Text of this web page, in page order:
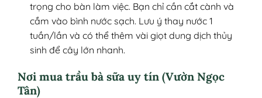
trọng cho bàn làm việc. Bạn chỉ cần cắt cành và
cắm vào bình nước sạch. Lưu ý thay nước 1
tuần/lần và có thể thêm vài giọt dung dịch thủy
sinh để cây lớn nhanh.
Nơi mua trầu bà sữa uy tín (Vườn Ngọc
Tân)